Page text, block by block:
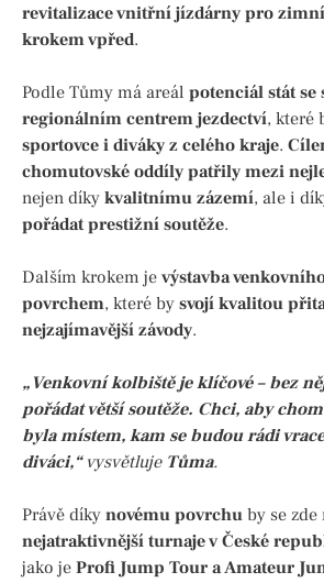
revitalizace vnitřní jízdárny pro
krokem vpřed.
Podle Tůmy má areál potenciál stát se
regionálním centrem jezdectví, které
sportovce i diváky z celého kraje.
chomutovské oddíly patřily mezi
nejen díky kvalitnímu zázemí, ale i
pořádat prestižní soutěže.
Dalším krokem je výstavba
povrchem, které by svojí kvalitou
nejzajímavější závody.
„Venkovní kolbiště je klíčové – bez
pořádat větší soutěže. Chci, aby
byla místem, kam se budou rádi
diváci,“vysvětluje Tůma.
Právě díky novému povrchu by se
nejatraktivnější turnaje v České
jako je Profi Jump Tour a Amateur